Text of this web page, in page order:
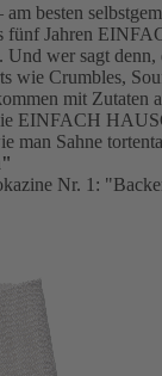
besten
fünf Jahren
wer sagt
wie Crumbles,
mit Zutaten
EINFACH
man Sahne
Nr. 1: